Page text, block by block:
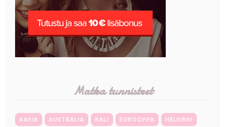
Matka tunnisteet
AASIA AUSTRALIA BALI EUROOPPA HELSINKI